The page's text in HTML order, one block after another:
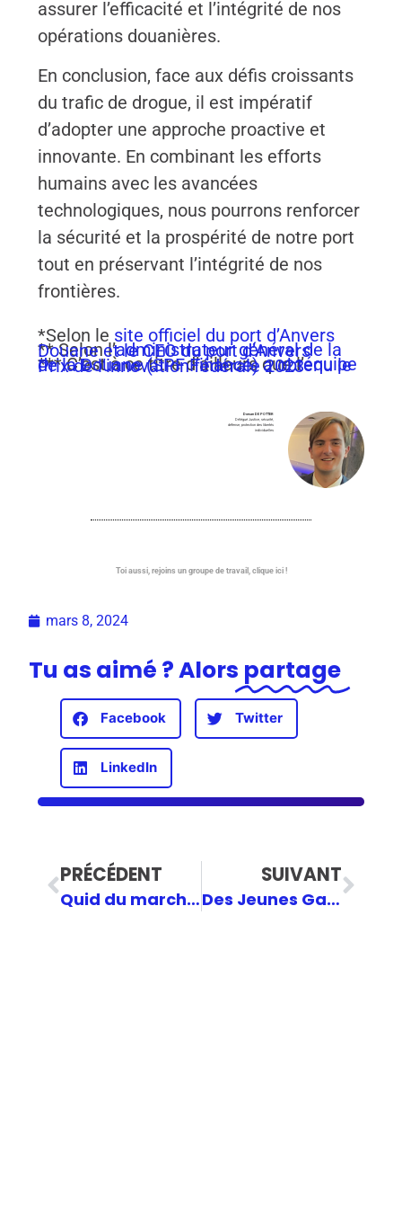
assurer l’efficacité et l’intégrité de nos
opérations douanières.
En conclusion, face aux défis croissants
du trafic de drogue, il est impératif
d’adopter une approche proactive et
innovante. En combinant les efforts
humains avec les avancées
technologiques, nous pourrons renforcer
la sécurité et la prospérité de notre port
tout en préservant l’intégrité de nos
frontières.
*Selon le site officiel du port d’Anvers
** Selon l’
administrateur général de la Douane et le CEO du port d’Anvers
*** C’est à ce titre d’ailleurs que l’
équipe de la Douane (SPF Finance) a obtenu le Prix de l’innovation fédérale 2023
Dorsan DE POTTER
Délégué Justice, sécurité,
défense, protection des libertés
individuelles
Toi aussi, rejoins un groupe de travail, clique ici !
mars 8, 2024
Tu as aimé ? Alors partage
Facebook Twitter
LinkedIn
PRÉCÉDENT
Quid du marché de l’emploi ?
SUIVANT
Des Jeunes Gardes aux Jeunes MR : Une Épopée Politique de 175 Ans